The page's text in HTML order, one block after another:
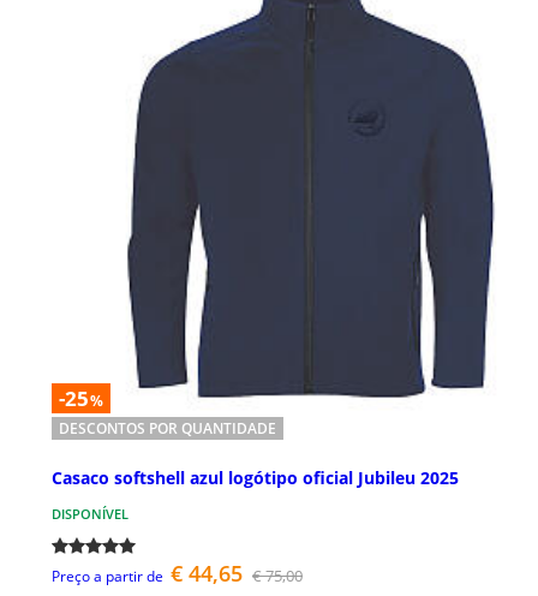
-25%
DESCONTOS POR QUANTIDADE
Casaco softshell azul logótipo oficial Jubileu 2025
DISPONÍVEL
Preço a partir de € 44,65 € 75,00